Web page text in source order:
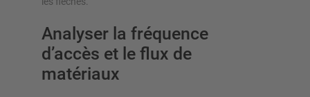
Analyser la fréquence
d’accès et le flux de
matériaux